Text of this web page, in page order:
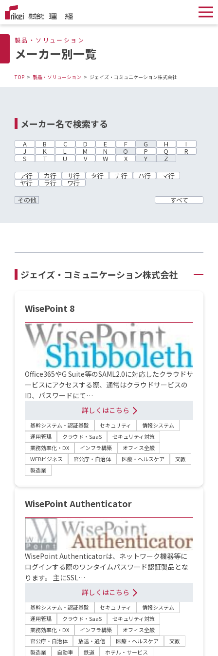
製品・ソリューション
メーカー別一覧
TOP 製品・ソリューション ジェイズ・コミュニケーション株式会社
メーカー名で検索する
A B C D E F G H I
J K L M N O P Q R
S T U V W X Y
Z
ア行
カ行 サ行 タ行 ナ行 ハ行 マ行
ヤ行 ラ行
ワ行
その他
すべて
ジェイズ・コミュニケーション株式会社
WisePoint 8
Office365やG Suite等のSAML2.0に対応したクラウドサ
ービスにアクセスする際、通常はクラウドサービスの
ID、パスワードにて…
詳しくはこちら
基幹システム・認証基盤 セキュリティ
情報システム
運用管理
クラウド・SaaS
セキュリティ対策
業務効率化・DX
インフラ構築
オフィス全般
WEBビジネス
官公庁・自治体 医療・ヘルスケア
文教
製造業
WisePoint Authenticator
WisePoint Authenticatorは、ネットワーク機器等に
ログインする際のワンタイムパスワード認証製品とな
ります。 主にSSL…
詳しくはこちら
基幹システム・認証基盤 セキュリティ
情報システム
運用管理
クラウド・SaaS
セキュリティ対策
業務効率化・DX
インフラ構築
オフィス全般
官公庁・自治体
放送・通信 医療・ヘルスケア
文教
製造業
自動車 鉄道 ホテル・サービス